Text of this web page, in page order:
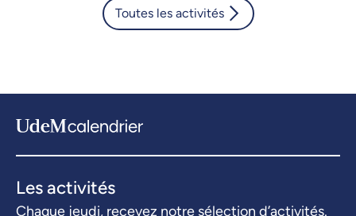
Toutes les activités
Les activités
Chaque jeudi, recevez notre sélection d’activités.